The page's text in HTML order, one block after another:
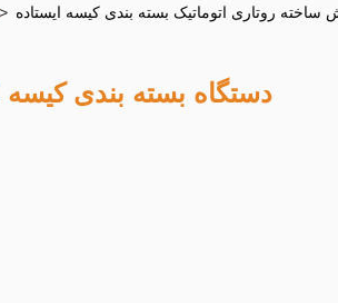
>
دستگاه بسته بندی